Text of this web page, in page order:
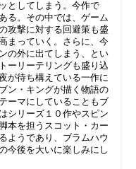
としてしまう。今作で
る。その中では、ゲーム
攻撃に対する回避策も盛
まっていく。さらに、今
の外に出てしまう、とい
ーリーテリングも盛り込
が待ち構えている一作に
ン・キングが描く物語の
ーマにしていることもブ
シリーズ１０作やスピン
本を担うスコット・カー
ようであり、ブラムハウ
今後を大いに楽しみにし